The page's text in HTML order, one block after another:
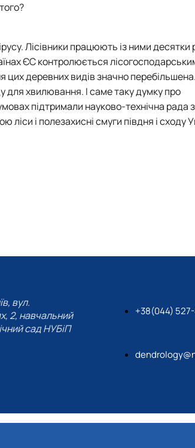
Лісівники працюють із ними десятки
ЄС контролюється
цих деревних видів значно перебільшена.
для хвилювання. І саме таку думку про
підтримали науково-технічна рада з
і полезахисні смуги півдня і сходу
вул.
2, навчальний
сад НУБіП
+38(044)